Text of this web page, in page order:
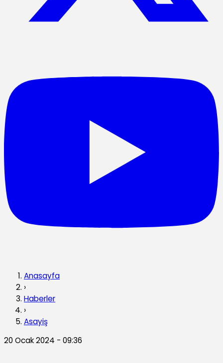
Anasayfa
›
Haberler
›
Asayiş
20 Ocak 2024 - 09:36